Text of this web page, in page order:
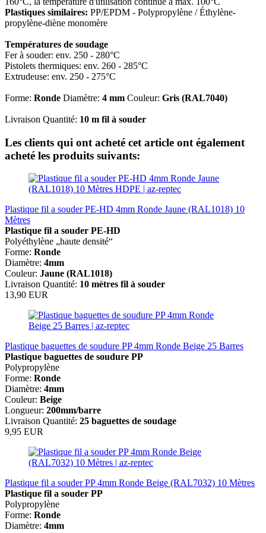
Plastiques similaires: PP/EPDM - Polypropylène /Éthylène-
propylène-diène monomère
Températures de soudage
Fer à souder: env. 250 - 280°C
Pistolets thermiques: env. 260 - 285°C
Extrudeuse: env. 250 - 275°C
Forme: Ronde Diamètre: 4 mm Couleur: Gris (RAL7040)
Livraison Quantité: 10 m fil à souder
Les clients qui ont acheté cet article ont également
acheté les produits suivants:
Plastique fil a souder PE-HD 4mm Ronde Jaune (RAL1018) 10
Mètres
Plastique fil a souder PE-HD
Polyéthylène „haute densité“
Forme: Ronde
Diamètre: 4mm
Couleur: Jaune (RAL1018)
Livraison Quantité: 10 mètres fil à souder
13,90 EUR
Plastique baguettes de soudure PP 4mm Ronde Beige 25 Barres
Plastique baguettes de soudure PP
Polypropylène
Forme: Ronde
Diamètre: 4mm
Couleur: Beige
Longueur: 200mm/barre
Livraison Quantité: 25 baguettes de soudage
9,95 EUR
Plastique fil a souder PP 4mm Ronde Beige (RAL7032) 10 Mètres
Plastique fil a souder PP
Polypropylène
Forme: Ronde
Diamètre: 4mm